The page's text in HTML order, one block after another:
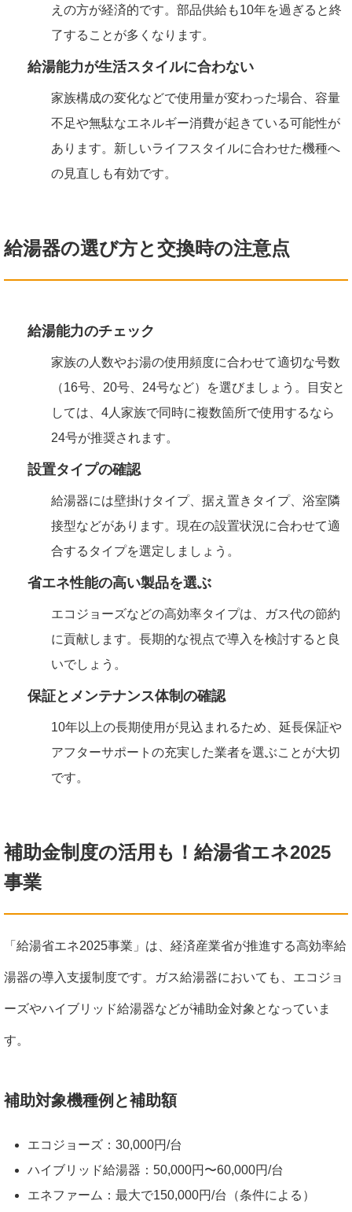
えの方が経済的です。部品供給も10年を過ぎると終
了することが多くなります。
給湯能力が生活スタイルに合わない
家族構成の変化などで使用量が変わった場合、容量
不足や無駄なエネルギー消費が起きている可能性が
あります。新しいライフスタイルに合わせた機種へ
の見直しも有効です。
給湯器の選び方と交換時の注意点
給湯能力のチェック
家族の人数やお湯の使用頻度に合わせて適切な号数
（16号、20号、24号など）を選びましょう。目安と
しては、4人家族で同時に複数箇所で使用するなら
24号が推奨されます。
設置タイプの確認
給湯器には壁掛けタイプ、据え置きタイプ、浴室隣
接型などがあります。現在の設置状況に合わせて適
合するタイプを選定しましょう。
省エネ性能の高い製品を選ぶ
エコジョーズなどの高効率タイプは、ガス代の節約
に貢献します。長期的な視点で導入を検討すると良
いでしょう。
保証とメンテナンス体制の確認
10年以上の長期使用が見込まれるため、延長保証や
アフターサポートの充実した業者を選ぶことが大切
です。
補助金制度の活用も！給湯省エネ2025
事業
「給湯省エネ2025事業」は、経済産業省が推進する高効率給
湯器の導入支援制度です。ガス給湯器においても、エコジョ
ーズやハイブリッド給湯器などが補助金対象となっていま
す。
補助対象機種例と補助額
エコジョーズ：30,000円/台
ハイブリッド給湯器：50,000円〜60,000円/台
エネファーム：最大で150,000円/台（条件による）